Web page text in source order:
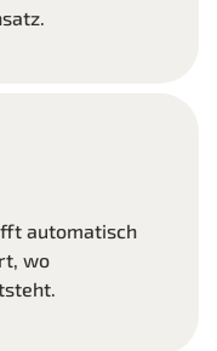
automatisch
wo